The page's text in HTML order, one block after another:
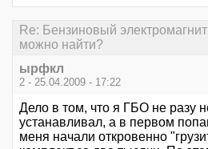
Re: Бензиновый
можно найти?
ырфкл
2 - 25.04.2009 - 17:22
Дело в том, что я ГБО не разу
устанавливал, а в первом
меня начали откровенно